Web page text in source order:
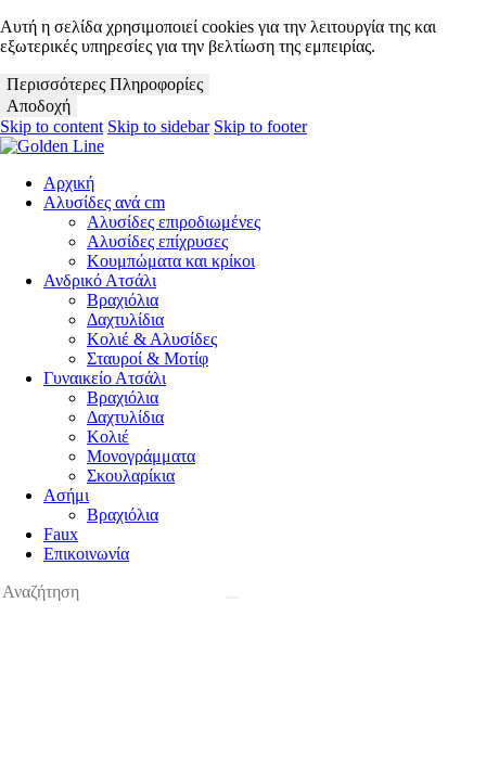
Αυτή η σελίδα χρησιμοποιεί cookies για την λειτουργία της και
εξωτερικές υπηρεσίες για την βελτίωση της εμπειρίας.
Περισσότερες Πληροφορίες
Αποδοχή
Skip to content Skip to sidebar Skip to footer
Αρχική
Αλυσίδες ανά cm
Αλυσίδες επιροδιωμένες
Αλυσίδες επίχρυσες
Κουμπώματα και κρίκοι
Ανδρικό Ατσάλι
Βραχιόλια
Δαχτυλίδια
Κολιέ & Αλυσίδες
Σταυροί & Μοτίφ
Γυναικείο Ατσάλι
Βραχιόλια
Δαχτυλίδια
Κολιέ
Μονογράμματα
Σκουλαρίκια
Ασήμι
Βραχιόλια
Faux
Επικοινωνία